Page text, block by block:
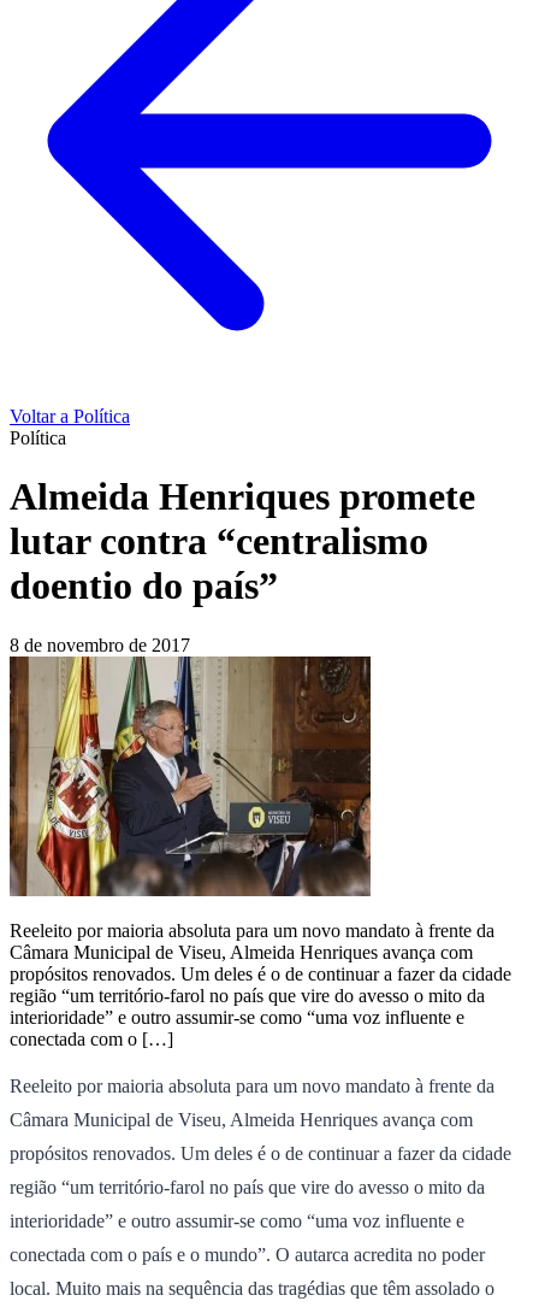
Voltar a Política
Política
Almeida Henriques promete
lutar contra “centralismo
doentio do país”
8 de novembro de 2017
Reeleito por maioria absoluta para um novo mandato à frente da
Câmara Municipal de Viseu, Almeida Henriques avança com
propósitos renovados. Um deles é o de continuar a fazer da cidade
região “um território-farol no país que vire do avesso o mito da
interioridade” e outro assumir-se como “uma voz influente e
conectada com o […]
Reeleito por maioria absoluta para um novo mandato à frente da
Câmara Municipal de Viseu, Almeida Henriques avança com
propósitos renovados. Um deles é o de continuar a fazer da cidade
região “um território-farol no país que vire do avesso o mito da
interioridade” e outro assumir-se como “uma voz influente e
conectada com o país e o mundo”. O autarca acredita no poder
local. Muito mais na sequência das tragédias que têm assolado o